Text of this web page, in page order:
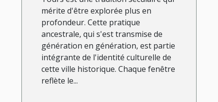
mérite d'être explorée plus en
profondeur. Cette pratique
ancestrale, qui s'est transmise de
génération en génération, est partie
intégrante de l'identité culturelle de
cette ville historique. Chaque fenêtre
reflète le...